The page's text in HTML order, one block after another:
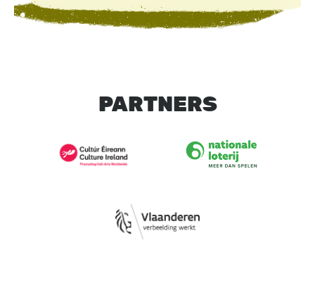
PARTNERS
Image Image
Image